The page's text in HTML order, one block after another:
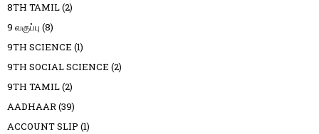
8TH TAMIL(2)
9 வகுப்பு (8)
9TH SCIENCE (1)
9TH SOCIAL SCIENCE (2)
9TH TAMIL(2)
AADHAAR(39)
ACCOUNT SLIP (1)